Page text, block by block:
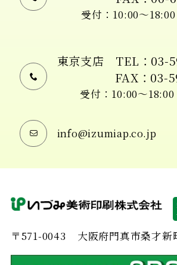
受付：10:00〜18:00
東京支店 TEL：03-
FAX：03-
受付：10:00〜18:00
info@izumiap.co.jp
〒571-0043 大阪府門真市桑才新